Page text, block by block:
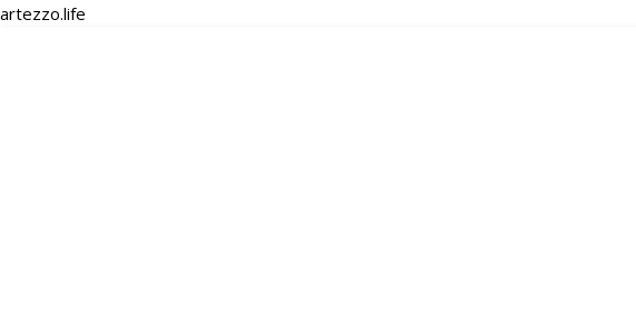
artezzo.life